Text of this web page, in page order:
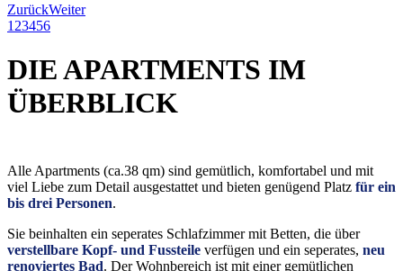
ZurückWeiter
1 23456
DIE APARTMENTS IM
ÜBERBLICK
Alle Apartments (ca.38 qm) sind gemütlich, komfortabel und mit
viel Liebe zum Detail ausgestattet und bieten genügend Platz für ein
bis drei Personen.
Sie beinhalten ein seperates Schlafzimmer mit Betten, die über
verstellbare Kopf- und Fussteile verfügen und ein seperates, neu
renoviertes Bad. Der Wohnbereich ist mit einer gemütlichen